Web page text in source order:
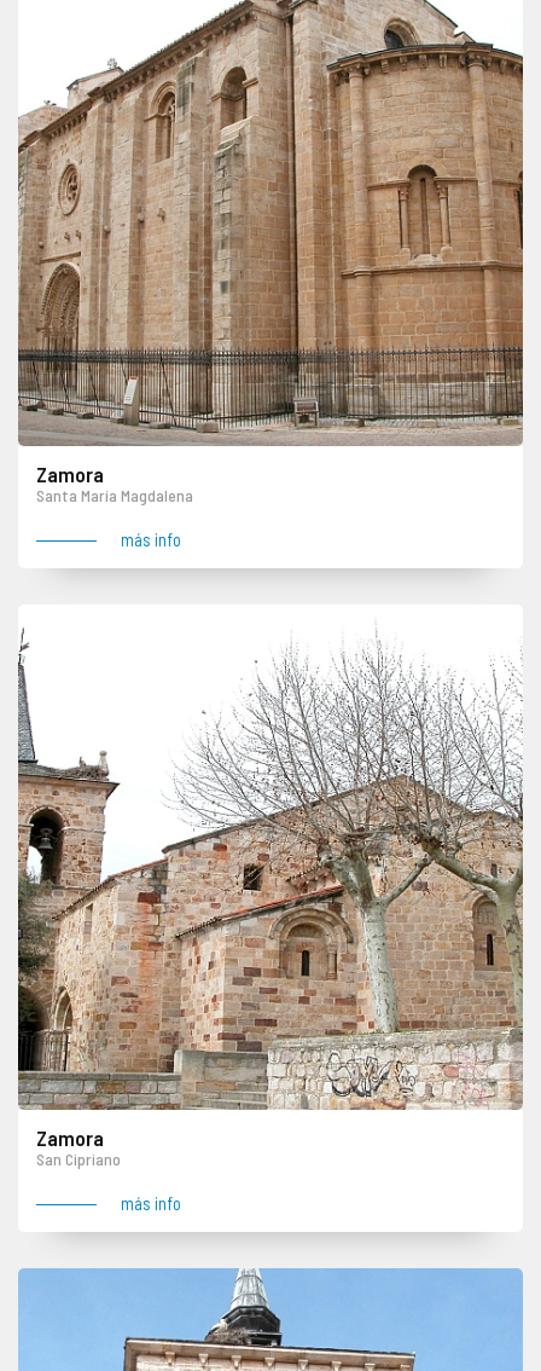
Zamora
Santa María Magdalena
más info
Zamora
San Cipriano
más info